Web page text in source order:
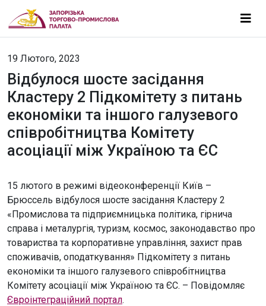
19 Лютого, 2023
Відбулося шосте засідання
Кластеру 2 Підкомітету з питань
економіки та іншого галузевого
співробітництва Комітету
асоціації між Україною та ЄС
15 лютого в режимі відеоконференції Київ –
Брюссель відбулося шосте засідання Кластеру 2
«Промислова та підприємницька політика, гірнича
справа і металургія, туризм, космос, законодавство про
товариства та корпоративне управління, захист прав
споживачів, оподаткування» Підкомітету з питань
економіки та іншого галузевого співробітництва
Комітету асоціації між Україною та ЄС. – Повідомляє
Євроінтеграційний портал.